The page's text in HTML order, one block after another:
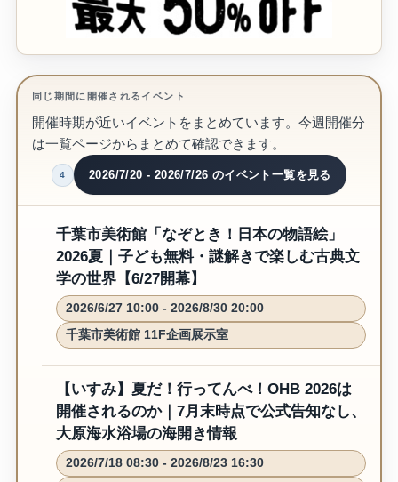
同じ期間に開催されるイベント
開催時期が近いイベントをまとめています。今週開催分
は一覧ページからまとめて確認できます。
4 2026/7/20 - 2026/7/26 のイベント一覧を見る
千葉市美術館「なぞとき！日本の物語絵」
2026夏｜子ども無料・謎解きで楽しむ古典文
学の世界【6/27開幕】
2026/6/27 10:00 - 2026/8/30 20:00
千葉市美術館 11F企画展示室
【いすみ】夏だ！行ってんべ！OHB 2026は
開催されるのか｜7月末時点で公式告知なし、
大原海水浴場の海開き情報
2026/7/18 08:30 - 2026/8/23 16:30